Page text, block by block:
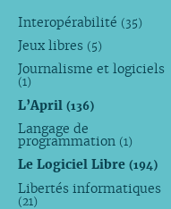
Interopérabilité (35)
Jeux libres (5)
Journalisme et logiciels
(1)
L’April (136)
Langage de
programmation (1)
Le Logiciel Libre (194)
Libertés informatiques
(21)